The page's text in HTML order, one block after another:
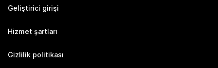
Geliştirici girişi
Hizmet şartları
Gizlilik politikası